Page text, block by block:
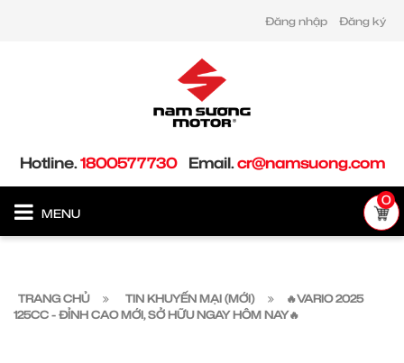
Đăng nhập Đăng ký
Hotline.1800577730 Email.cr@namsuong.com
MENU
0
TRANG CHỦ TIN KHUYẾN MẠI (MỚI)
🔥VARIO 2025
125CC - ĐỈNH CAO MỚI, SỞ HỮU NGAY HÔM NAY🔥